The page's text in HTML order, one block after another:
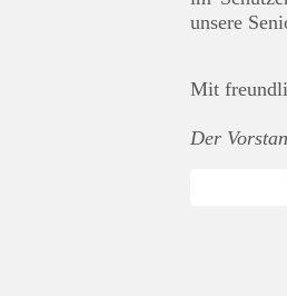
unsere
Mit
Der